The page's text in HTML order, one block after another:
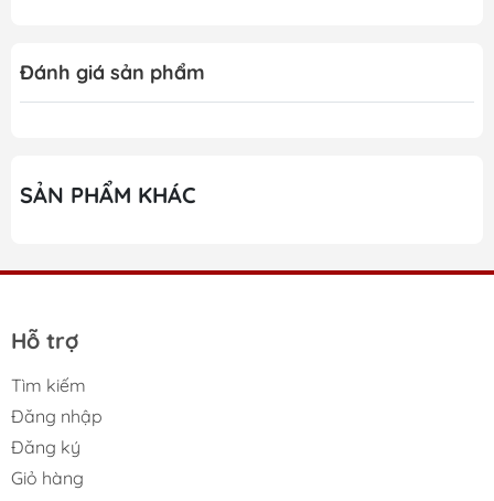
Đánh giá sản phẩm
SẢN PHẨM KHÁC
Hỗ trợ
Tìm kiếm
Đăng nhập
Đăng ký
Giỏ hàng